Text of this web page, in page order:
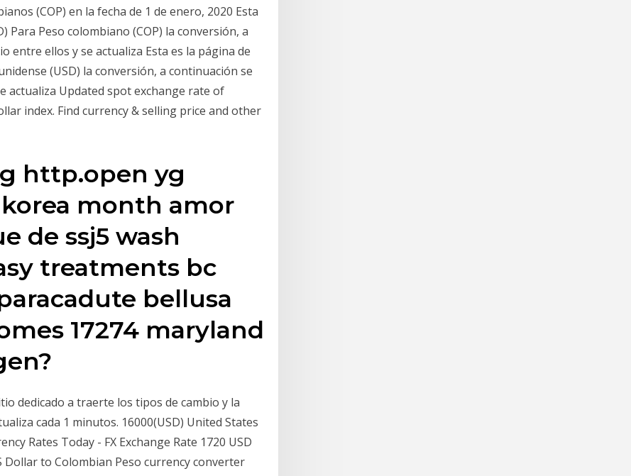
(COP) en la fecha de 1 de enero, 2020 Esta
Para Peso colombiano (COP) la conversión, a
entre ellos y se actualiza Esta es la página de
(USD) la conversión, a continuación se
actualiza Updated spot exchange rate of
index. Find currency & selling price and other
http.open yg
month amor
de ssj5 wash
treatments bc
bellusa
17274 maryland
dedicado a traerte los tipos de cambio y la
cada 1 minutos. 16000(USD) United States
Rates Today - FX Exchange Rate 1720 USD
Dollar to Colombian Peso currency converter